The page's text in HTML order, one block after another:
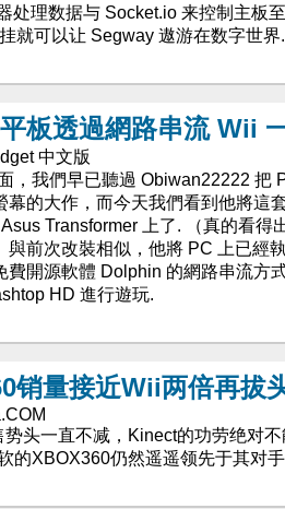
处理数据与 Socket.io 来控制主板
就可以让 Segway 遨游在数字世界.
板透過網路串流 Wii 一
中文版
，我們早已聽過 Obiwan22222 把
幕的大作，而今天我們看到他將這
Transformer 上了. （真的看得
與前次改裝相似，他將 PC 上已經
費開源軟體 Dolphin 的網路串流方
HD 進行遊玩.
销量接近Wii两倍再拔
头一直不减，Kinect的功劳绝对
的XBOX360仍然遥遥领先于其对